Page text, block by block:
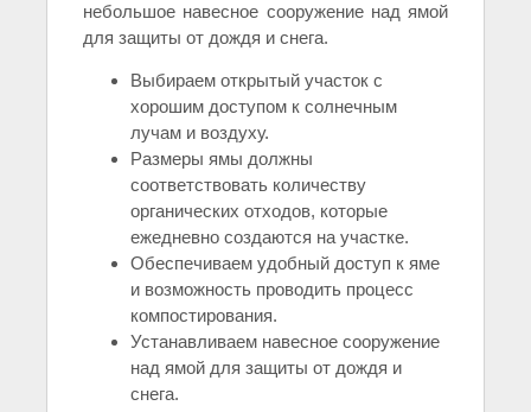
небольшое навесное сооружение над ямой
для защиты от дождя и снега.
Выбираем открытый участок с
хорошим доступом к солнечным
лучам и воздуху.
Размеры ямы должны
соответствовать количеству
органических отходов, которые
ежедневно создаются на участке.
Обеспечиваем удобный доступ к яме
и возможность проводить процесс
компостирования.
Устанавливаем навесное сооружение
над ямой для защиты от дождя и
снега.